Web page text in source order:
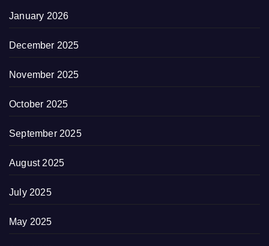
January 2026
December 2025
November 2025
October 2025
September 2025
August 2025
July 2025
May 2025